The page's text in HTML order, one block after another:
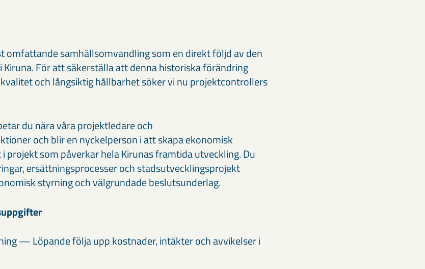
omfattande samhällsomvandling som en direkt följd av den
För att säkerställa att denna historiska förändring
och långsiktig hållbarhet söker vi nu projektcontrollers
du nära våra projektledare och
och blir en nyckelperson i att skapa ekonomisk
projekt som påverkar hela Kirunas framtida utveckling. Du
ersättningsprocesser och stadsutvecklingsprojekt
styrning och välgrundade beslutsunderlag.
— Löpande följa upp kostnader, intäkter och avvikelser i